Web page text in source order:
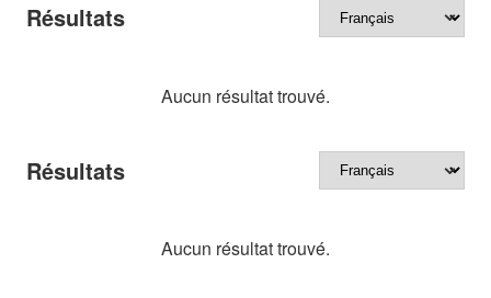
Résultats
Aucun résultat trouvé.
Résultats
Aucun résultat trouvé.